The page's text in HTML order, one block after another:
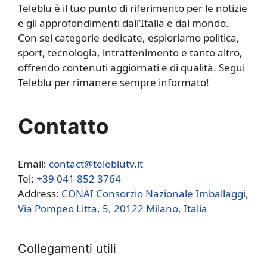
Teleblu è il tuo punto di riferimento per le notizie
e gli approfondimenti dall’Italia e dal mondo.
Con sei categorie dedicate, esploriamo politica,
sport, tecnologia, intrattenimento e tanto altro,
offrendo contenuti aggiornati e di qualità. Segui
Teleblu per rimanere sempre informato!
Contatto
Email: contact@teleblutv.it
Tel: +39 041 852 3764
Address: CONAI Consorzio Nazionale Imballaggi,
Via Pompeo Litta, 5, 20122 Milano, Italia
Collegamenti utili